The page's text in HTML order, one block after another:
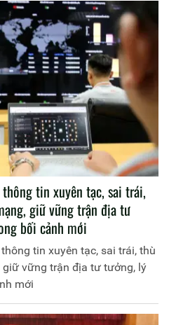
tin xuyên tạc, sai trái,
giữ vững trận địa tư
bối cảnh mới
tin xuyên tạc, sai trái, thù
vững trận địa tư tưởng, lý
mới